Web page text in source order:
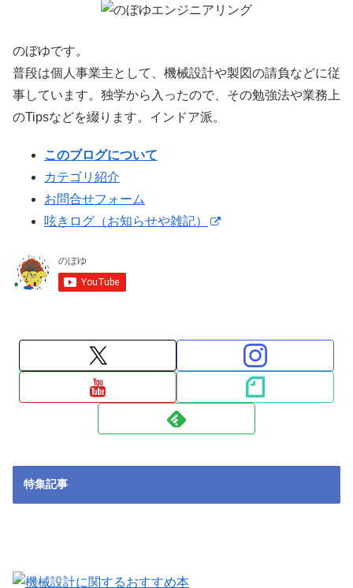
のぼゆです。
普段は個人事業主として、機械設計や製図の請負などに従
事しています。独学から入ったので、その勉強法や業務上
のTipsなどを綴ります。インドア派。
このブログについて
カテゴリ紹介
お問合せフォーム
呟きログ（お知らせや雑記）
特集記事